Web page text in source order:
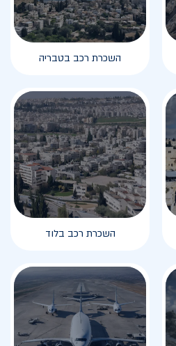
השכרת רכב בטבריה
השכרת רכב בלוד